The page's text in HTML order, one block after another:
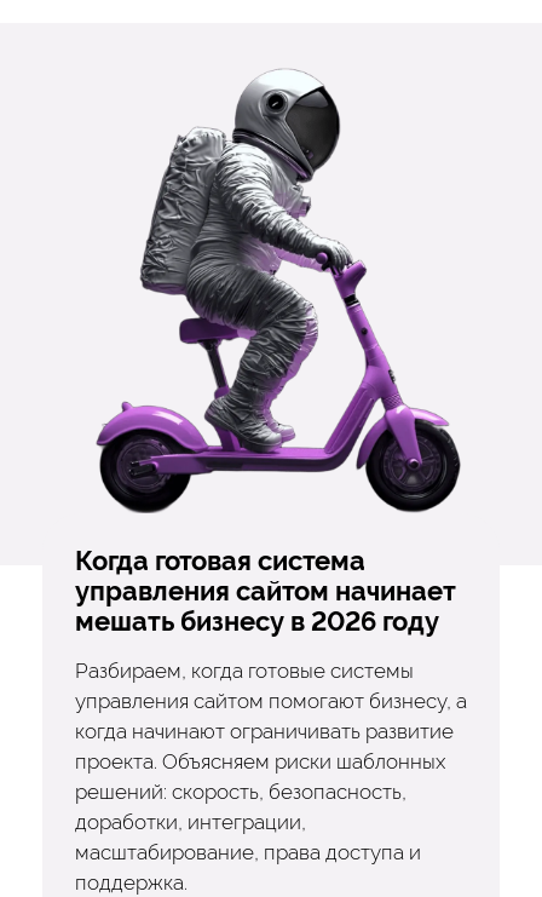
Когда готовая система
управления сайтом начинает
мешать бизнесу в 2026 году
Разбираем, когда готовые системы
управления сайтом помогают бизнесу, а
когда начинают ограничивать развитие
проекта. Объясняем риски шаблонных
решений: скорость, безопасность,
доработки, интеграции,
масштабирование, права доступа и
поддержка.